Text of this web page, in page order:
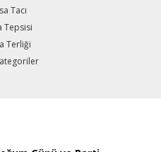
Tacı
Tepsisi
Terliği